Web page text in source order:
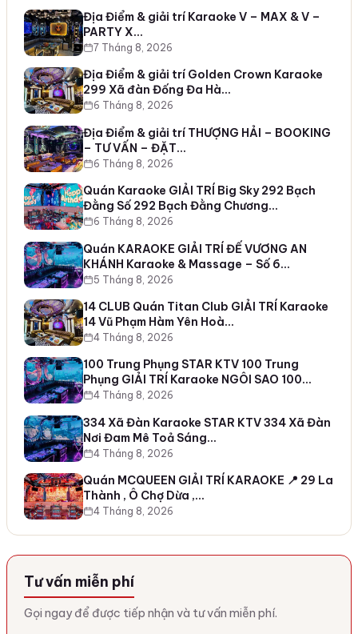
Địa Điểm & giải trí Karaoke V – MAX & V –
PARTY X…
7 Tháng 8, 2026
Địa Điểm & giải trí Golden Crown Karaoke
299 Xã đàn Đống Đa Hà…
6 Tháng 8, 2026
Địa Điểm & giải trí THƯỢNG HẢI – BOOKING
– TƯ VẤN – ĐẶT…
6 Tháng 8, 2026
Quán Karaoke GIẢI TRÍ Big Sky 292 Bạch
Đằng Số 292 Bạch Đằng Chương…
6 Tháng 8, 2026
Quán KARAOKE GIẢI TRÍ ĐẾ VƯƠNG AN
KHÁNH Karaoke & Massage – Số 6…
5 Tháng 8, 2026
14 CLUB Quán Titan Club GIẢI TRÍ Karaoke
14 Vũ Phạm Hàm Yên Hoà…
4 Tháng 8, 2026
100 Trung Phụng STAR KTV 100 Trung
Phụng GIẢI TRÍ Karaoke NGÔI SAO 100…
4 Tháng 8, 2026
334 Xã Đàn Karaoke STAR KTV 334 Xã Đàn
Nơi Đam Mê Toả Sáng…
4 Tháng 8, 2026
Quán MCQUEEN GIẢI TRÍ KARAOKE 📍 29 La
Thành , Ô Chợ Dừa ,…
4 Tháng 8, 2026
Tư vấn miễn phí
Gọi ngay để được tiếp nhận và tư vấn miễn phí.